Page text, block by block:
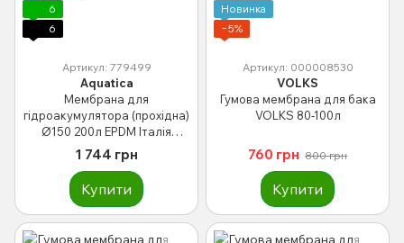
6
6
Артикул: 779499
Aquatica
Мембрана для
гідроакумулятора (прохідна)
Ø150 200л EPDM Італія
AQUATICA (779499)
1 744 грн
Купити
Новинка
−5%
Артикул: 000008530
VOLKS
Гумова мембрана для бака
VOLKS 80-100л
760 грн 800 грн
Купити